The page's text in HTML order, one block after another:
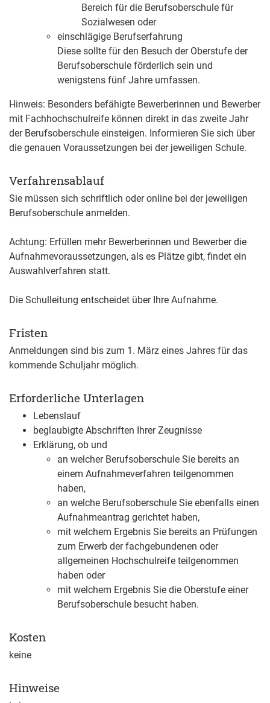
Bereich für die Berufsoberschule für
Sozialwesen oder
einschlägige Berufserfahrung
Diese sollte für den Besuch der Oberstufe der
Berufsoberschule förderlich sein und
wenigstens fünf Jahre umfassen.
Hinweis: Besonders befähigte Bewerberinnen und Bewerber
mit Fachhochschulreife können direkt in das zweite Jahr
der Berufsoberschule einsteigen. Informieren Sie sich über
die genauen Voraussetzungen bei der jeweiligen Schule.
Verfahrensablauf
Sie müssen sich schriftlich oder online bei der jeweiligen
Berufsoberschule anmelden.
Achtung: Erfüllen mehr Bewerberinnen und Bewerber die
Aufnahmevoraussetzungen, als es Plätze gibt, findet ein
Auswahlverfahren statt.
Die Schulleitung entscheidet über Ihre Aufnahme.
Fristen
Anmeldungen sind bis zum 1. März eines Jahres für das
kommende Schuljahr möglich.
Erforderliche Unterlagen
Lebenslauf
beglaubigte Abschriften Ihrer Zeugnisse
Erklärung, ob und
an welcher Berufsoberschule Sie bereits an
einem Aufnahmeverfahren teilgenommen
haben,
an welche Berufsoberschule Sie ebenfalls einen
Aufnahmeantrag gerichtet haben,
mit welchem Ergebnis Sie bereits an Prüfungen
zum Erwerb der fachgebundenen oder
allgemeinen Hochschulreife teilgenommen
haben oder
mit welchem Ergebnis Sie die Oberstufe einer
Berufsoberschule besucht haben.
Kosten
keine
Hinweise